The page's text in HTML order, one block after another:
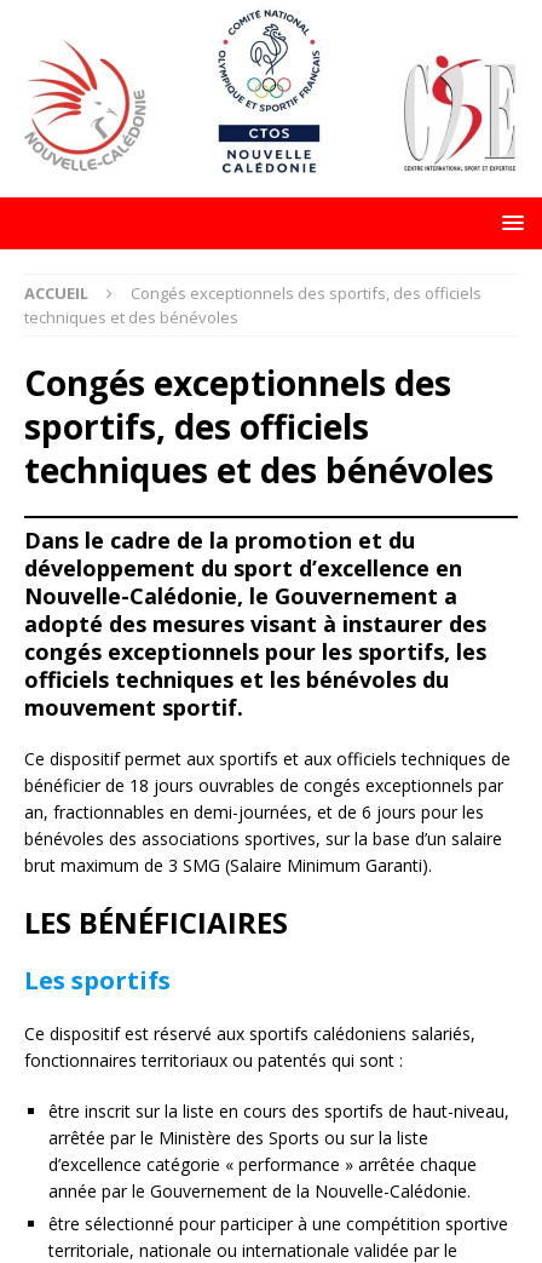
ACCUEIL
Congés exceptionnels des sportifs, des officiels
techniques et des bénévoles
Congés exceptionnels des
sportifs, des officiels
techniques et des bénévoles
Dans le cadre de la promotion et du
développement du sport d’excellence en
Nouvelle-Calédonie, le Gouvernement a
adopté des mesures visant à instaurer des
congés exceptionnels pour les sportifs, les
officiels techniques et les bénévoles du
mouvement sportif.
Ce dispositif permet aux sportifs et aux officiels techniques de
bénéficier de 18 jours ouvrables de congés exceptionnels par
an, fractionnables en demi-journées, et de 6 jours pour les
bénévoles des associations sportives, sur la base d’un salaire
brut maximum de 3 SMG (Salaire Minimum Garanti).
LES BÉNÉFICIAIRES
Les sportifs
Ce dispositif est réservé aux sportifs calédoniens salariés,
fonctionnaires territoriaux ou patentés qui sont :
être inscrit sur la liste en cours des sportifs de haut-niveau,
arrêtée par le Ministère des Sports ou sur la liste
d’excellence catégorie « performance » arrêtée chaque
année par le Gouvernement de la Nouvelle-Calédonie.
être sélectionné pour participer à une compétition sportive
territoriale, nationale ou internationale validée par le